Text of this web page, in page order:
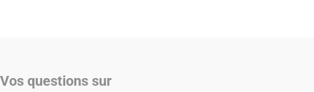
Vos questions sur